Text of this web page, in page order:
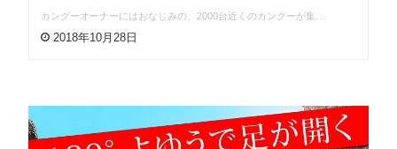
カングーオーナーにはおなじみの、2000台近くのカングーが集…
2018年10月28日